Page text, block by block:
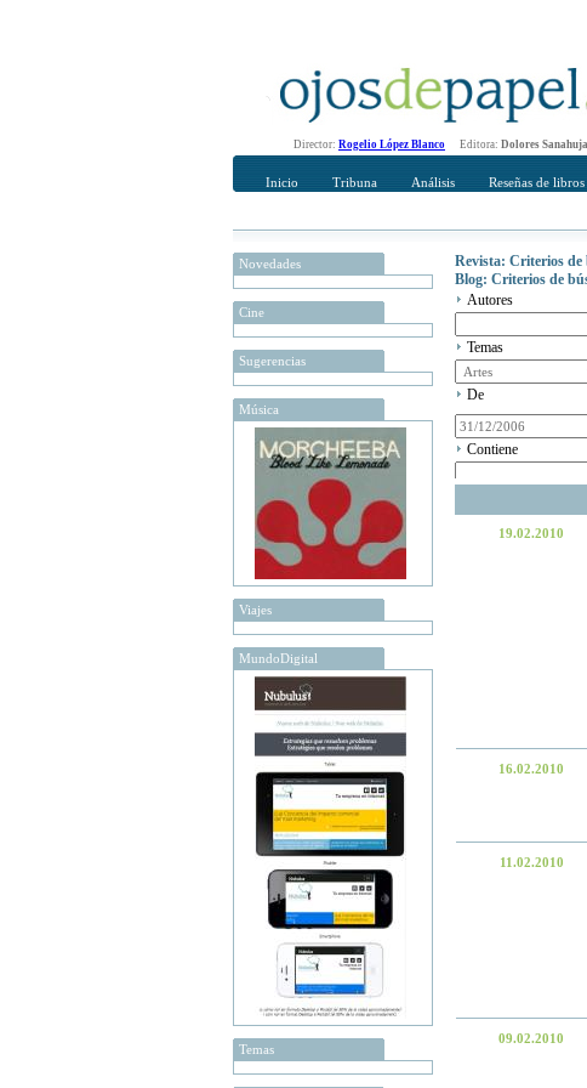
Director: Rogelio López Blanco Editora: Dolores Sanahuja
Inicio Tribuna Análisis Reseñas de libros
Novedades
Cine
Sugerencias
Música
Viajes
MundoDigital
Temas
Revista: Criterios de
Blog: Criterios de
Autores
Temas
De
Contiene
19.02.2010
16.02.2010
11.02.2010
09.02.2010